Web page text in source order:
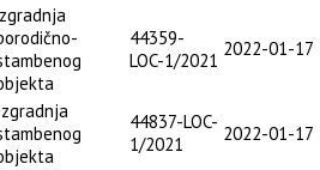
44359-
LOC-1/2021
2022-01-17
44837-LOC-
1/2021
2022-01-17